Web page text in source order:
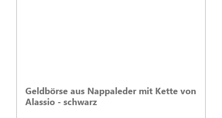
Geldbörse aus Nappaleder mit Kette von
Alassio - schwarz